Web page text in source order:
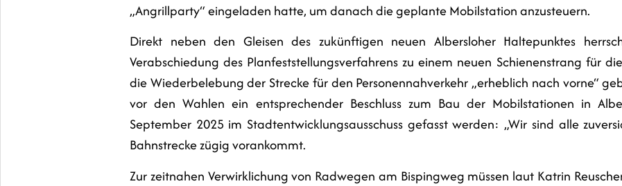
„Angrillparty“ eingeladen hatte, um danach die geplante Mobilstation anzusteuern.
Direkt neben den Gleisen des zukünftigen neuen Albersloher Haltepunktes
Verabschiedung des Planfeststellungsverfahrens zu einem neuen Schienenstrang für
die Wiederbelebung der Strecke für den Personennahverkehr „erheblich nach vorne“
vor den Wahlen ein entsprechender Beschluss zum Bau der Mobilstationen in
September 2025 im Stadtentwicklungsausschuss gefasst werden: „Wir sind alle
Bahnstrecke zügig vorankommt.
Zur zeitnahen Verwirklichung von Radwegen am Bispingweg müssen laut Katrin